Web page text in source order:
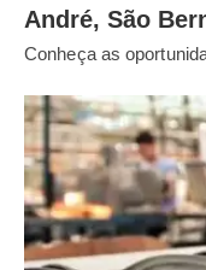
André, São
Conheça as